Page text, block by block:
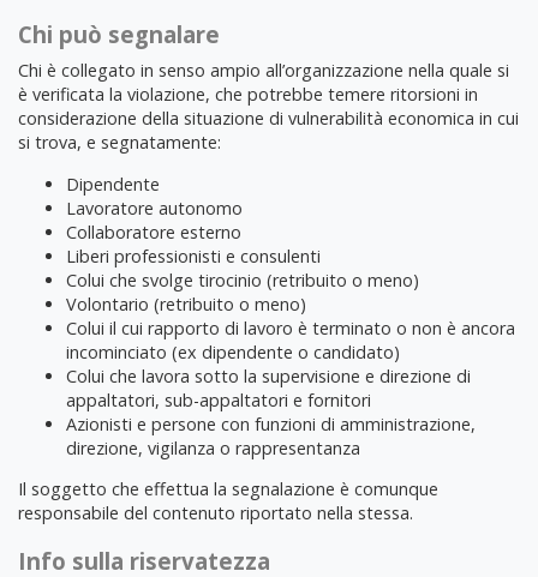
Chi può segnalare
Chi è collegato in senso ampio all’organizzazione nella quale si
è verificata la violazione, che potrebbe temere ritorsioni in
considerazione della situazione di vulnerabilità economica in cui
si trova, e segnatamente:
Dipendente
Lavoratore autonomo
Collaboratore esterno
Liberi professionisti e consulenti
Colui che svolge tirocinio (retribuito o meno)
Volontario (retribuito o meno)
Colui il cui rapporto di lavoro è terminato o non è ancora
incominciato (ex dipendente o candidato)
Colui che lavora sotto la supervisione e direzione di
appaltatori, sub-appaltatori e fornitori
Azionisti e persone con funzioni di amministrazione,
direzione, vigilanza o rappresentanza
Il soggetto che effettua la segnalazione è comunque
responsabile del contenuto riportato nella stessa.
Info sulla riservatezza